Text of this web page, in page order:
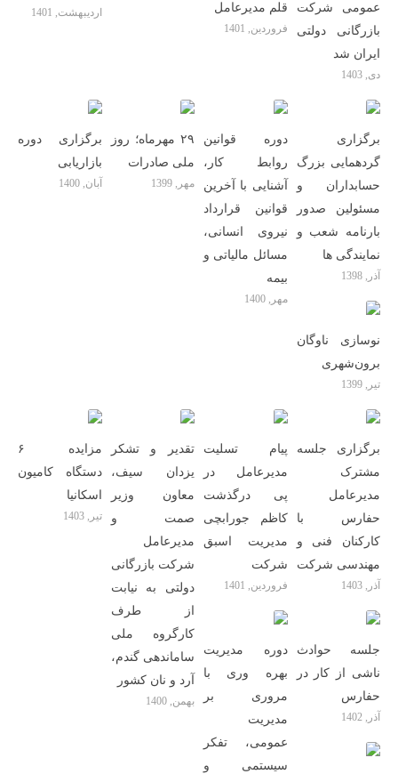
اردیبهشت, 1401
قلم مدیرعامل
فروردین, 1401
عمومی شرکت
بازرگانی دولتی
ایران شد
دی, 1403
برگزاری دوره
بازاریابی
آبان, 1400
۲۹ مهرماه؛ روز
ملی صادرات
مهر, 1399
دوره قوانین
روابط کار،
آشنایی با آخرین
قوانین قرارداد
نیروی انسانی،
مسائل مالیاتی و
بیمه
مهر, 1400
برگزاری
گردهمایی بزرگ
حسابداران و
مسئولین صدور
بارنامه شعب و
نمایندگی ها
آذر, 1398
نوسازی ناوگان
برون‌شهری
تیر, 1399
مزایده ۶
دستگاه کامیون
اسکانیا
تیر, 1403
تقدیر و تشکر
یزدان سیف،
معاون وزیر
صمت و
مدیرعامل
شرکت بازرگانی
دولتی به نیابت
از طرف
کارگروه ملی
ساماندهی گندم،
آرد و نان کشور
بهمن, 1400
پیام تسلیت
مدیرعامل در
پی درگذشت
کاظم جورابچی
مدیریت اسبق
شرکت
فروردین, 1401
برگزاری جلسه
مشترک
مدیرعامل
حفارس با
کارکنان فنی و
مهندسی شرکت
آذر, 1403
دوره مدیریت
بهره وری با
مروری بر
مدیریت
عمومی، تفکر
سیستمی و
جلسه حوادث
ناشی از کار در
حفارس
آذر, 1402